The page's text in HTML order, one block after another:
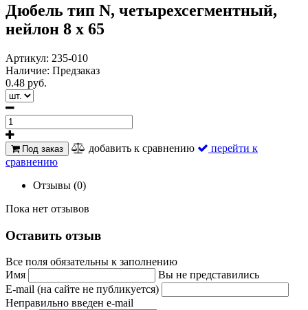
Дюбель тип N, четырехсегментный,
нейлон 8 х 65
Артикул: 235-010
Наличие: Предзаказ
0.48 руб.
Под заказ добавить к сравнению
перейти к
сравнению
Отзывы (0)
Пока нет отзывов
Оставить отзыв
Все поля обязательны к заполнению
Имя
Вы не представились
E-mail (на сайте не публикуется)
Неправильно введен e-mail